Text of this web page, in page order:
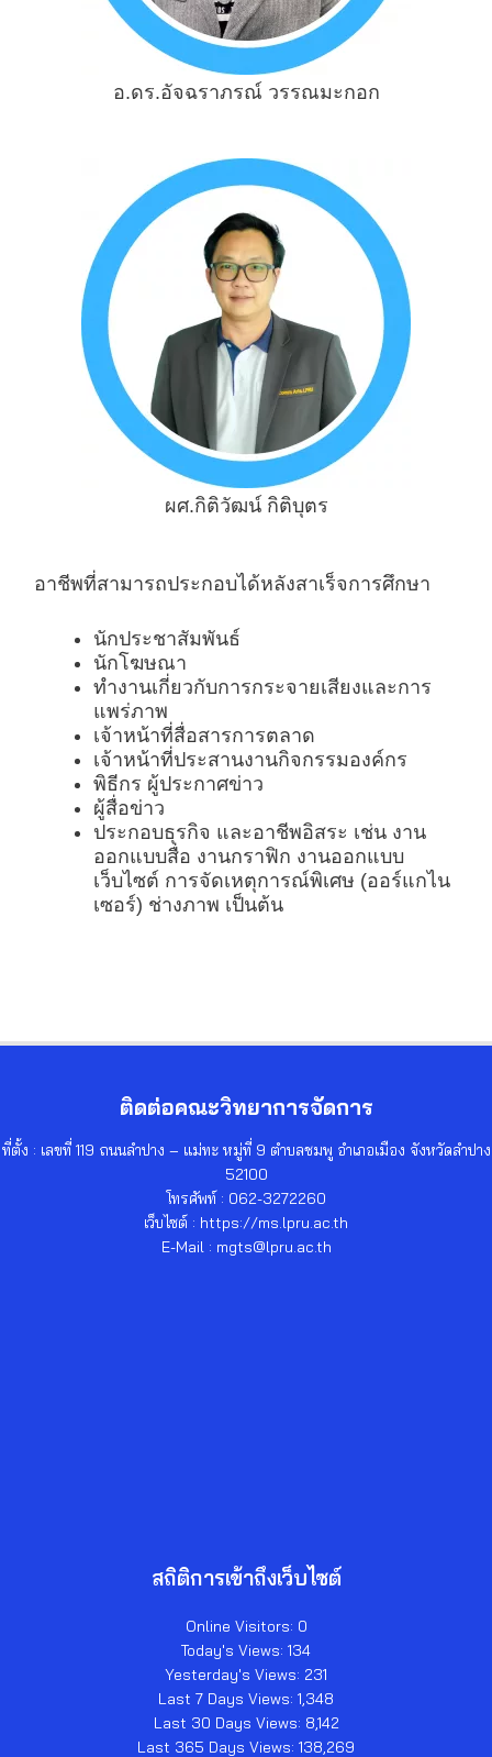
อ.ดร.อัจฉราภรณ์ วรรณมะกอก
ผศ.กิติวัฒน์ กิติบุตร
อาชีพที่สามารถประกอบได้หลังสาเร็จการศึกษา
นักประชาสัมพันธ์
นักโฆษณา
ทำงานเกี่ยวกับการกระจายเสียงและการ
แพร่ภาพ
เจ้าหน้าที่สื่อสารการตลาด
เจ้าหน้าที่ประสานงานกิจกรรมองค์กร
พิธีกร ผู้ประกาศข่าว
ผู้สื่อข่าว
ประกอบธุรกิจ และอาชีพอิสระ เช่น งาน
ออกแบบสื่อ งานกราฟิก งานออกแบบ
เว็บไซต์ การจัดเหตุการณ์พิเศษ (ออร์แกไน
เซอร์) ช่างภาพ เป็นต้น
ติดต่อคณะวิทยาการจัดการ
ที่ตั้ง : เลขที่ 119 ถนนลำปาง – แม่ทะ หมู่ที่ 9 ตำบลชมพู อำเภอเมือง จังหวัดลำปาง
52100
โทรศัพท์ : 062-3272260
เว็บไซต์ : https://ms.lpru.ac.th
E-Mail : mgts@lpru.ac.th
สถิติการเข้าถึงเว็บไซต์
Online Visitors: 0
Today's Views: 134
Yesterday's Views: 231
Last 7 Days Views: 1,348
Last 30 Days Views: 8,142
Last 365 Days Views: 138,269